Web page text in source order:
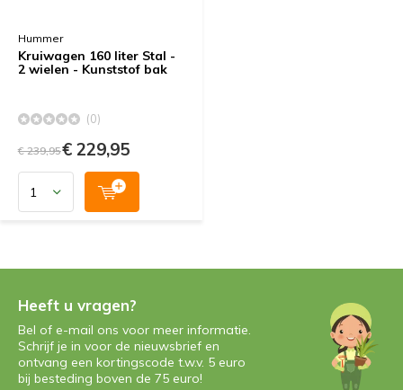
Hummer
Kruiwagen 160 liter Stal -
2 wielen - Kunststof bak
(0)
€ 239,95€ 229,95
Heeft u vragen?
Bel of e-mail ons voor meer informatie.
Schrijf je in voor de nieuwsbrief en
ontvang een kortingscode t.w.v. 5 euro
bij besteding boven de 75 euro!